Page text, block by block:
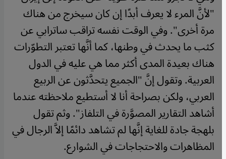
"لأنَّ المرء لا يعرف أبدًا إن كان سيخرج من هناك
مرة أخرى". وفي الوقت نفسه تراقب ساترابي عن
كثب ما يحدث في وطنها، كما أنَّها تعتبر التطوّرات
هناك بعيدة المدى أكثر مما هي عليه في الدول
العربية. وتقول إنَّ "الجميع يتحدَّثون عن الربيع
العربي، ولكن بصراحة أنا لا أستطيع ملاحظته عندما
أشاهد التقارير المصوَّرة في التلفاز". وثم تقول
بلهجة جادة للغاية إنَّها لم تشاهد دائمًا إلاَّ الرجال في
المظاهرات والاحتجاجات في الشوارع.